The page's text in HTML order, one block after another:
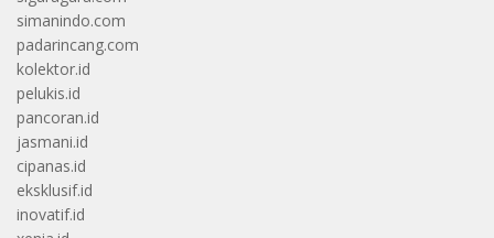
simanindo.com
padarincang.com
kolektor.id
pelukis.id
pancoran.id
jasmani.id
cipanas.id
eksklusif.id
inovatif.id